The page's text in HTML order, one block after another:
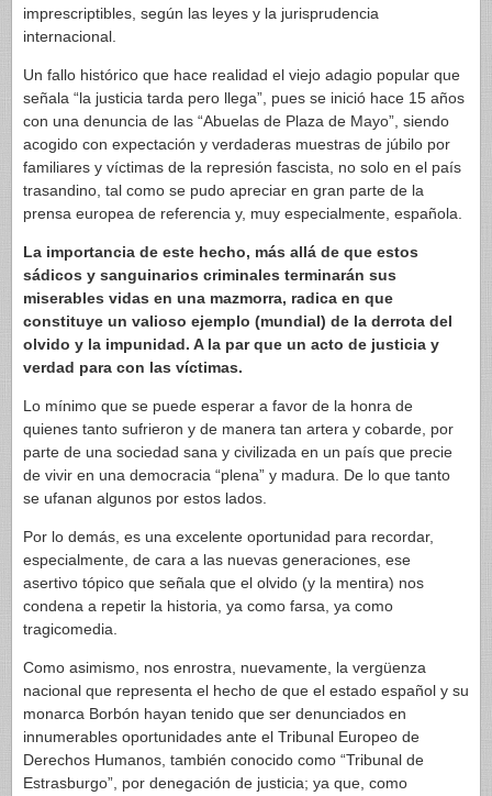
imprescriptibles, según las leyes y la jurisprudencia
internacional.
Un fallo histórico que hace realidad el viejo adagio popular que
señala “la justicia tarda pero llega”, pues se inició hace 15 años
con una denuncia de las “Abuelas de Plaza de Mayo”, siendo
acogido con expectación y verdaderas muestras de júbilo por
familiares y víctimas de la represión fascista, no solo en el país
trasandino, tal como se pudo apreciar en gran parte de la
prensa europea de referencia y, muy especialmente, española.
La importancia de este hecho, más allá de que estos
sádicos y sanguinarios criminales terminarán sus
miserables vidas en una mazmorra, radica en que
constituye un valioso ejemplo (mundial) de la derrota del
olvido y la impunidad. A la par que un acto de justicia y
verdad para con las víctimas.
Lo mínimo que se puede esperar a favor de la honra de
quienes tanto sufrieron y de manera tan artera y cobarde, por
parte de una sociedad sana y civilizada en un país que precie
de vivir en una democracia “plena” y madura. De lo que tanto
se ufanan algunos por estos lados.
Por lo demás, es una excelente oportunidad para recordar,
especialmente, de cara a las nuevas generaciones, ese
asertivo tópico que señala que el olvido (y la mentira) nos
condena a repetir la historia, ya como farsa, ya como
tragicomedia.
Como asimismo, nos enrostra, nuevamente, la vergüenza
nacional que representa el hecho de que el estado español y su
monarca Borbón hayan tenido que ser denunciados en
innumerables oportunidades ante el Tribunal Europeo de
Derechos Humanos, también conocido como “Tribunal de
Estrasburgo”, por denegación de justicia; ya que, como